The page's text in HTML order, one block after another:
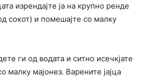
изрендајте ја на крупно ренде
сокот) и помешајте со малку
ги од водата и ситно исечкјате
малку мајонез. Варените јајца